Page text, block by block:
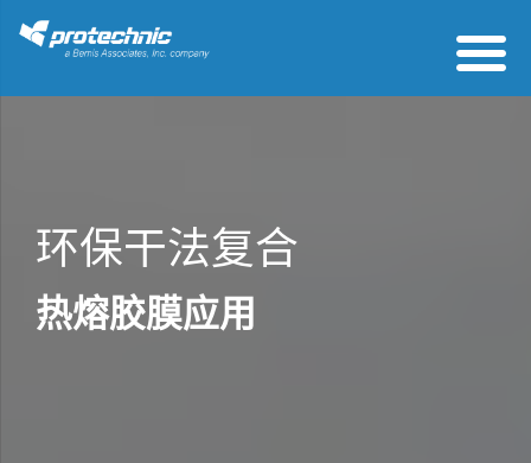
环保干法复合
热熔胶膜应用